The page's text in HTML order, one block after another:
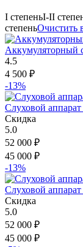
I степеньI-II
степеньОчистить
Аккумуляторный
4.5
4 500 ₽
-13%
Слуховой
Скидка
5.0
52 000 ₽
45 000 ₽
-13%
Слуховой
Скидка
5.0
52 000 ₽
45 000 ₽